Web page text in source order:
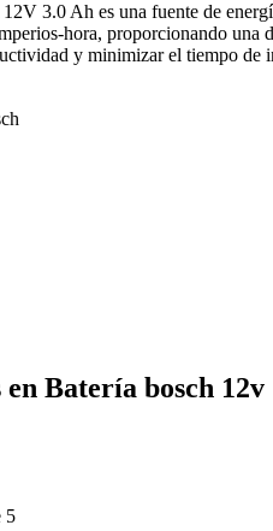
3.0 Ah es una fuente de
hora, proporcionando
y minimizar el tiempo de
en Batería bosch 12v
5